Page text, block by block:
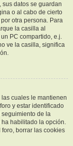
datos se guardan
o al cabo de cierto
otra persona. Para
la casilla al
PC compartido, e.j.
ve la casilla, significa
cuales le mantienen
y estar identificado
de la
habilitado la opción.
borrar las cookies